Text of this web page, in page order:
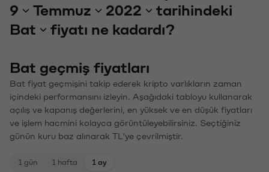
9 Temmuz 2022
tarihindeki
Bat
fiyatı ne kadardı?
Bat geçmiş fiyatları
Bat fiyat geçmişini takip ederek kripto varlıkların zaman
içindeki performansını izleyin. Aşağıdaki tabloyu kullanarak
açılış ve kapanış değerlerini, en yüksek ve en düşük fiyatları
ve işlem hacmini kolayca görüntüleyebilirsiniz. Seçtiğiniz
günün kuru baz alınarak TL'ye çevrilmiştir.
1 gün 1 hafta 1 ay